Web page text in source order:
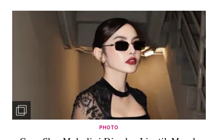
PHOTO